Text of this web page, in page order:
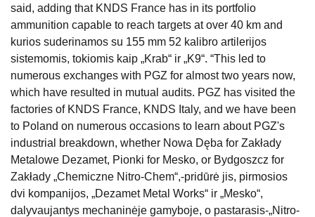
said, adding that KNDS France has in its portfolio
ammunition capable to reach targets at over 40 km and
kurios suderinamos su 155 mm 52 kalibro artilerijos
sistemomis, tokiomis kaip „Krab“ ir „K9“. “This led to
numerous exchanges with PGZ for almost two years now,
which have resulted in mutual audits. PGZ has visited the
factories of KNDS France, KNDS Italy, and we have been
to Poland on numerous occasions to learn about PGZ's
industrial breakdown, whether Nowa Dęba for Zakłady
Metalowe Dezamet, Pionki for Mesko, or Bydgoszcz for
Zakłady „Chemiczne Nitro-Chem“,-pridūrė jis, pirmosios
dvi kompanijos, „Dezamet Metal Works“ ir „Mesko“,
dalyvaujantys mechaninėje gamyboje, o pastarasis-„Nitro-